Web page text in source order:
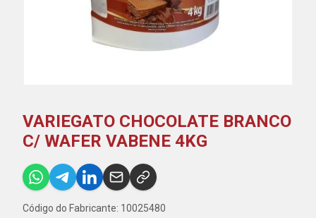
VARIEGATO CHOCOLATE BRANCO
C/ WAFER VABENE 4KG
Código do Fabricante: 10025480